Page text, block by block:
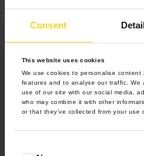
Consent
This website uses cookies
We use cookies to personalise
features and to analyse our traffic. We
use of our site with our social media,
who may combine it with other
or that they’ve collected from your use
Produkty